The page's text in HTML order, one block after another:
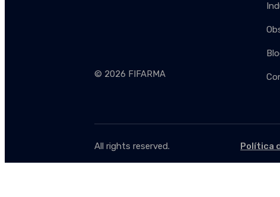
© 2026 FIFARMA
All rights reserved. Política